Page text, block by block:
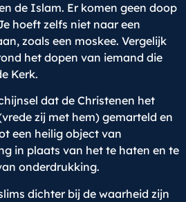
de Islam. Er komen geen doop
hoeft zelfs niet naar een
zoals een moskee. Vergelijk
het dopen van iemand die
Kerk.
dat de Christenen het
zij met hem) gemarteld en
een heilig object van
in plaats van het te haten en te
onderdrukking.
dichter bij de waarheid zijn